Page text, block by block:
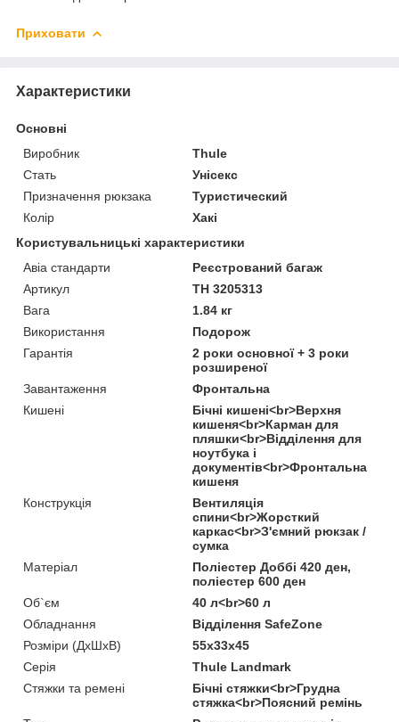
Приховати
Характеристики
Основні
Виробник
Thule
Стать
Унісекс
Призначення рюкзака
Туристический
Колір
Хакі
Користувальницькі характеристики
Авіа стандарти
Реєстрований багаж
Артикул
TH 3205313
Вага
1.84 кг
Використання
Подорож
Гарантія
2 роки основної + 3 роки
розширеної
Завантаження
Фронтальна
Кишені
Бічні кишені<br>Верхня
кишеня<br>Карман для
пляшки<br>Відділення для
ноутбука і
документів<br>Фронтальна
кишеня
Конструкція
Вентиляція
спини<br>Жорсткий
каркас<br>З'ємний рюкзак /
сумка
Матеріал
Поліестер Доббі 420 ден,
поліестер 600 ден
Об`єм
40 л<br>60 л
Обладнання
Відділення SafeZone
Розміри (ДхШхВ)
55x33x45
Серія
Thule Landmark
Стяжки та ремені
Бічні стяжки<br>Грудна
стяжка<br>Поясний ремінь